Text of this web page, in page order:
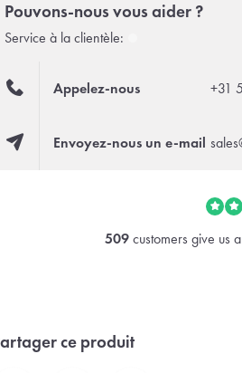
Pouvons-nous vous aider ?
Service à la clientèle:
Appelez-nous +31
Envoyez-nous un e-mail
509 customers give us
ce produit